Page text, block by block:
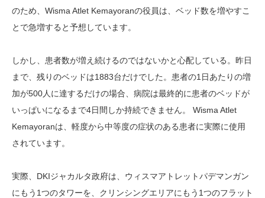
のため、Wisma Atlet Kemayoranの役員は、ベッド数を増やすこ
とで急増すると予想しています。
しかし、患者数が増え続けるのではないかと心配している。昨日
まで、残りのベッドは1883台だけでした。患者の1日あたりの増
加が500人に達するだけの場合、病院は最終的に患者のベッドが
いっぱいになるまで4日間しか持続できません。 Wisma Atlet
Kemayoranは、軽度から中等度の症状のある患者に実際に使用
されています。
実際、DKIジャカルタ政府は、ウィスマアトレットパデマンガン
にもう1つのタワーを、クリンシングエリアにもう1つのフラット